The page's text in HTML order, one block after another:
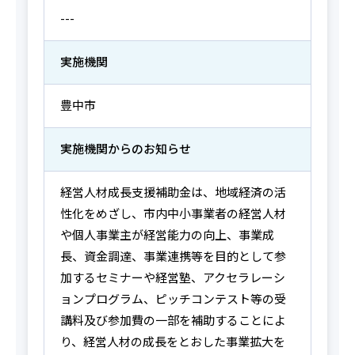
---
実施機関
豊中市
実施機関からのお知らせ
経営人材成長支援補助金は、地域経済の活
性化をめざし、市内中小事業者の経営人材
や個人事業主が経営能力の向上、事業成
長、資金調達、事業連携等を目的として参
加するセミナーや経営塾、アクセラレーシ
ョンプログラム、ピッチコンテスト等の受
講料及び参加費の一部を補助することによ
り、経営人材の成長をとおした事業拡大を